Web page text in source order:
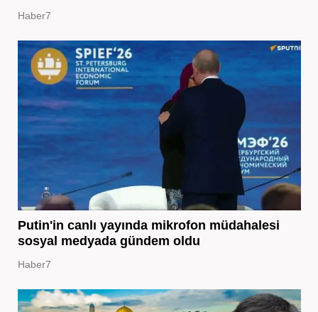
Haber7
Putin'in canlı yayında mikrofon müdahalesi
sosyal medyada gündem oldu
Haber7